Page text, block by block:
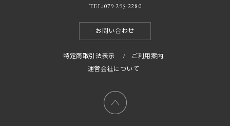
TEL:079-295-2280
お問い合わせ
特定商取引法表示 /
ご利用案内
運営会社について